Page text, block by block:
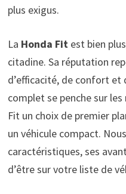
plus exigus.
La Honda Fitest bien
citadine. Sa réputation
d’efficacité, de confort et
complet se penche sur
Fit un choix de premier
un véhicule compact.
caractéristiques, ses
d’être sur votre liste de